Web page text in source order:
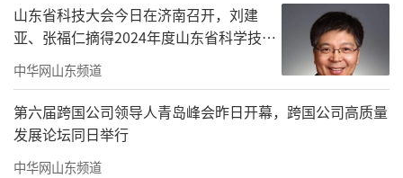
全局上下要锚定“走在前、挑大梁”，凝心聚
力、接续奋斗，全力推动政治引领力、核心服
务力、创新驱动力、品牌影响力“四个显著提
升”，全面建成“政治过硬、能力卓越、创新
引领、保障有力”的全国一流现代化地质强
局。2026年要坚持以习近平新时代中国特色社
山东省科技大会今日在济南召开，刘建
亚、张福仁摘得2024年度山东省科学技术
奖最高奖！
中华网山东频道
第六届跨国公司领导人青岛峰会昨日开幕，跨国公司高质量
发展论坛同日举行
中华网山东频道